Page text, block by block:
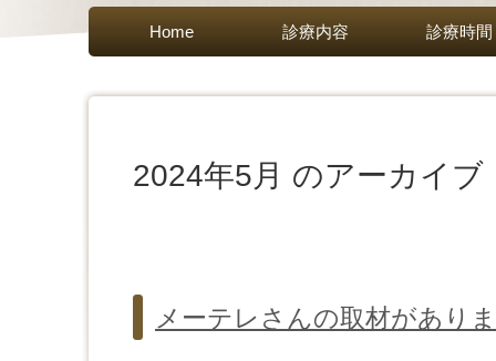
Home 診療内容 診療時間
2024年5月 のアーカイブ
メーテレさんの取材があり